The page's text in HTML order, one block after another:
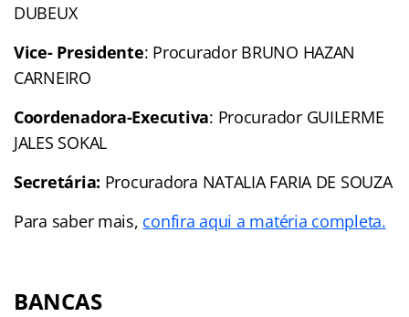
DUBEUX
Vice- Presidente: Procurador BRUNO HAZAN
CARNEIRO
Coordenadora-Executiva: Procurador GUILERME
JALES SOKAL
Secretária: Procuradora NATALIA FARIA DE SOUZA
Para saber mais, confira aqui a matéria completa.
BANCAS